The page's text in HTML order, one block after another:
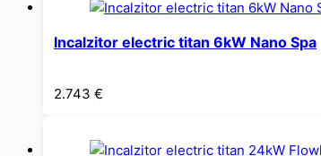
Incalzitor electric titan 6kW Nano Spa
2.743 €